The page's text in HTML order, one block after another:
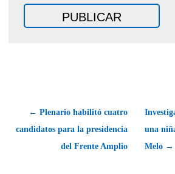
← Plenario habilitó cuatro
candidatos para la presidencia
del Frente Amplio
una
Melo →